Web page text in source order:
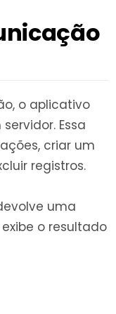
o aplicativo
Essa
criar um
registros.
uma
o resultado